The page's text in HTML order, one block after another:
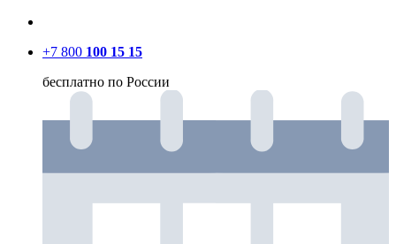
+7 800 100 15 15
бесплатно по России